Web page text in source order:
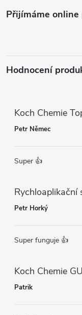
Přijímáme
Hodnocení
Petr Němec
Super 👍
Petr Horký
Super funguje 👍
Patrik